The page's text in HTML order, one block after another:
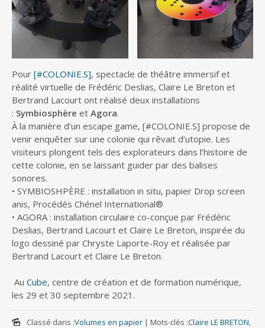
Pour [#COLONIE.S], spectacle de théâtre immersif et
réalité virtuelle de Frédéric Deslias, Claire Le Breton et
Bertrand Lacourt ont réalisé deux installations
: Symbiosphère et Agora.
À la manière d’un escape game, [#COLONIE.S] propose de
venir enquêter sur une colonie qui rêvait d’utopie. Les
visiteurs plongent tels des explorateurs dans l’histoire de
cette colonie, en se laissant guider par des balises
sonores.
• SYMBIOSHPÈRE : installation in situ, papier Drop screen
anis, Procédés Chénel International®
• AGORA : installation circulaire co-conçue par Frédéric
Deslias, Bertrand Lacourt et Claire Le Breton, inspirée du
logo dessiné par Chryste Laporte-Roy et réalisée par
Bertrand Lacourt et Claire Le Breton.
Au Cube, centre de création et de formation numérique,
les 29 et 30 septembre 2021.
Classé dans :Volumes en papier | Mots-clés :Claire LE BRETON,